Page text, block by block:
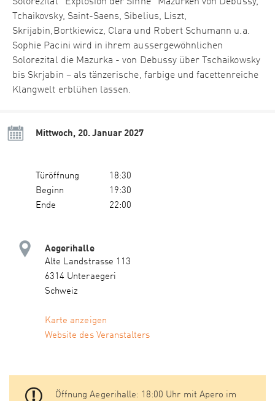
Solorezital "Explosion der Sinne" Mazurken von Debussy,
Tchaikovsky, Saint-Saens, Sibelius, Liszt,
Skrijabin,Bortkiewicz, Clara und Robert Schumann u.a.
Sophie Pacini wird in ihrem aussergewöhnlichen
Solorezital die Mazurka - von Debussy über Tschaikowsky
bis Skrjabin – als tänzerische, farbige und facettenreiche
Klangwelt erblühen lassen.
Mittwoch, 20. Januar 2027
Türöffnung
18:30
Beginn
19:30
Ende
22:00
Aegerihalle
Alte Landstrasse 113
6314 Unteraegeri
Schweiz
Karte anzeigen
Website des Veranstalters
Öffnung Aegerihalle: 18:00 Uhr mit Apero im